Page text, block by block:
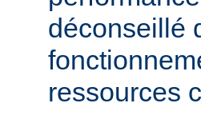
déconseillé
ressources